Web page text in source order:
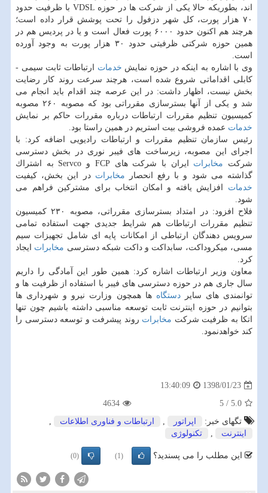
اند، بطوریكه حالا یكی از شركت ها در حوزه VDSL با ظرفیت حدود
۷۰ هزار پورت، كل شهر دزفول را تحت پوشش قرار داده است؛
هرچند هم اكنون حدود ۶۰۰۰ پورت فعال است و یا در پردیس هم در
همین حوزه شركتی ظرفیتی حدود ۳۰ هزار پورت به وجود آورده
است.
وی با اشاره به اینكه در حوزه نمایش خدمات ارتباطات ثابت سیمی -
كابلی اقداماتی شروع شده است، هرچند سرعت روند كار رضایت
بخش نیست، اظهار داشت: در این عرصه چند اقدام باید انجام می
شد و یكی از آنها بسترسازی مقرراتی بود كه مصوبه ۲۶۰ مصوبه
كمیسیون تنظیم مقررات ارتباطات درباره مقررات حاكم بر نمایش
خدمات عمده فروشی بیت استریم در همین راستا بود.
رئیس سازمان تنظیم مقررات و ارتباطات رادیویی اضافه كرد: با
اجرای این مصوبه، زیرساخت های فیبر نوری در بخش دسترسی
شركت مخابرات
ایران با شركت های FCP و Servco به اشتراك
گذاشته می شود و با رفع انحصار مخابرات در این بخش، كیفیت
خدمات افزایش یافته و امكان انتخاب برای مشتركین فراهم می
شود.
فلاح افزود: در امتداد بسترسازی مقرراتی، مصوبه ۲۳۰ كمیسیون
تنظیم مقررات ارتباطات هم شرایط جدیدی جهت استفاده تمامی
سرویس دهندگان ارتباطی از امكانات پایه ای شامل تجهیزات سیم
مسی، میكروداكت، سابداكت و داكت شبكه دسترسی مخابرات ایجاد
كرد.
معاون وزیر ارتباطات اشاره كرد: همین طور این آمادگی را داریم
سال جاری هم در حوزه دسترسی های فیبر با استفاده از ظرفیت ها و
توانمندی های سایردستگاه ها همچون وزارت نیرو و شهرداری ها
بتوانیم در حوزه اینترنت ثابت توسعه مناسبی داشته باشیم چون تنها
اتكا به ظرفیت شركت مخابرات روند پیشرفت و توسعه دسترسی را
كند خواهدنمود.
1398/01/23
13:40:09
5.0
/
5
4634
تگهای خبر:
اپراتور , ارتباطات و فناوری اطلاعات
,
اینترنت
, تكنولوژی
این مطلب را می پسندید؟ (1)
(0)